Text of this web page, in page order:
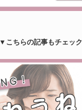
▼こちらの記事もチェック